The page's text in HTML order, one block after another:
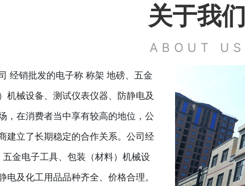
关于我们
ABOUT US
经销批发的电子称 称架 地磅、五金
机械设备、测试仪表仪器、防静电及
，在消费者当中享有较高的地位，公
建立了长期稳定的合作关系。公司经
金电子工具、包装（材料）机械设
电及化工用品品种齐全、价格合理。